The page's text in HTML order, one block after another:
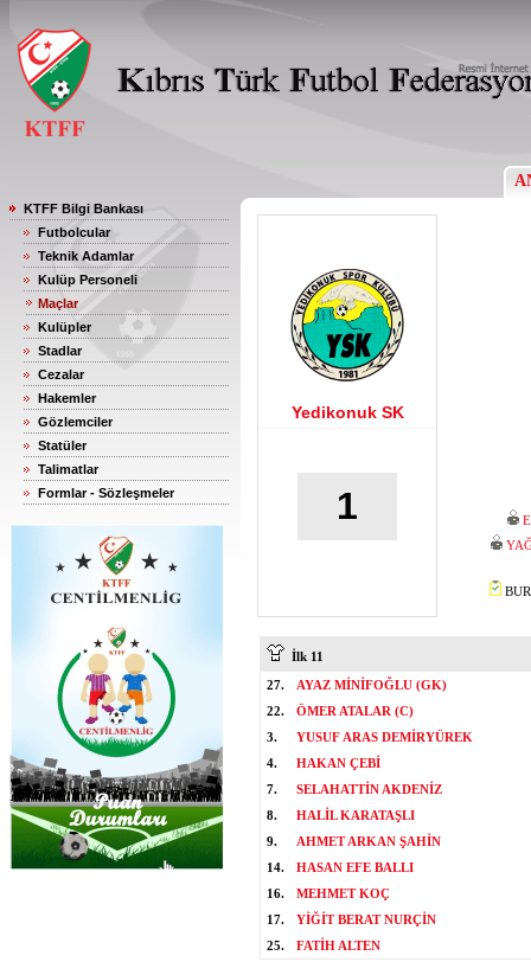
KTFF Bilgi Bankası
Futbolcular
Teknik Adamlar
Kulüp Personeli
Maçlar
Kulüpler
Stadlar
Cezalar
Hakemler
Gözlemciler
Statüler
Talimatlar
Formlar - Sözleşmeler
Yedikonuk SK
1
İlk 11
27.
AYAZ MİNİFOĞLU (GK)
22.
ÖMER ATALAR (C)
3.
YUSUF ARAS DEMİRYÜREK
4.
HAKAN ÇEBİ
7.
SELAHATTİN AKDENİZ
8.
HALİL KARATAŞLI
9.
AHMET ARKAN ŞAHİN
14.
HASAN EFE BALLI
16.
MEHMET KOÇ
17.
YİĞİT BERAT NURÇİN
25.
FATİH ALTEN